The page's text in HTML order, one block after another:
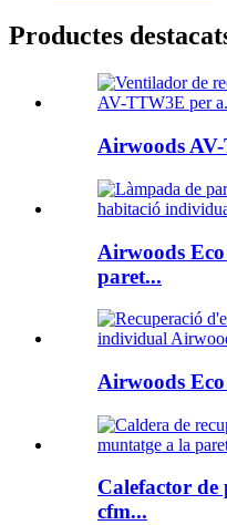
Productes
Airwoods
Airwoods
paret...
Airwoods
Calefactor de
cfm...